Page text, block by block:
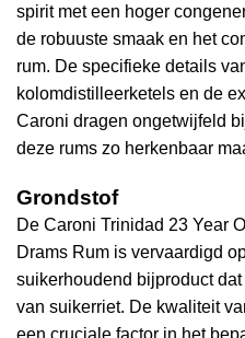
spirit met een hoger
de robuuste smaak en het
rum. De specifieke details
kolomdistilleerketels en de
Caroni dragen ongetwijfeld
deze rums zo herkenbaar
Grondstof
De Caroni Trinidad 23 Year
Drams Rum is vervaardigd
suikerhoudend bijproduct
van suikerriet. De kwaliteit
een cruciale factor in het